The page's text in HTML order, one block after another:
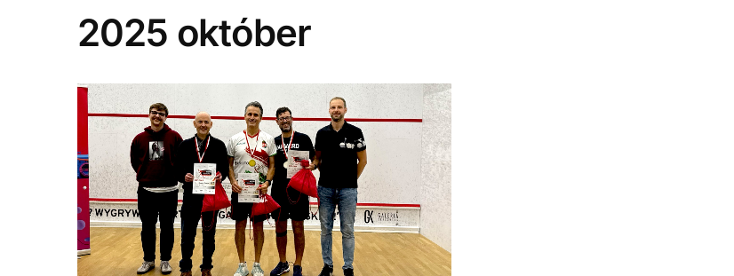
2025 október